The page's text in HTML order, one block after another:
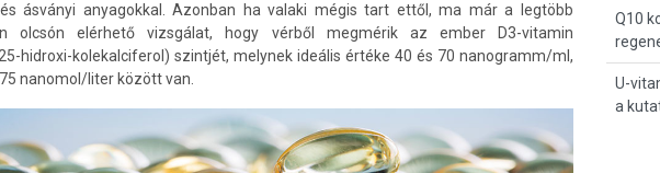
ásványi anyagokkal. Azonban ha valaki mégis tart ettől, ma már a legtöbb
olcsón elérhető vizsgálat, hogy vérből megmérik az ember D3-vitamin
hidroxi-kolekalciferol) szintjét, melynek ideális értéke 40 és 70 nanogramm/ml,
nanomol/liter között van.
Q10
U-
a